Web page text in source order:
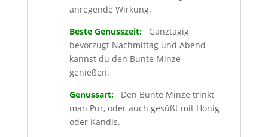
anregende Wirkung.
Beste Genusszeit:Ganztägig
bevorzugt Nachmittag und Abend
kannst du den Bunte Minze
genießen.
Genussart:Den Bunte Minze trinkt
man Pur, oder auch gesüßt mit Honig
oder Kandis.